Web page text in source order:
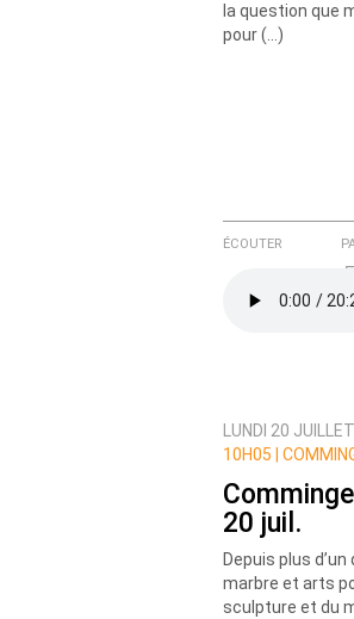
Ajoutez
la question que
pour (…)
ÉCOUTER
LUNDI 20
10H05 |
20 juil.
Depuis plus
marbre et arts
sculpture et du